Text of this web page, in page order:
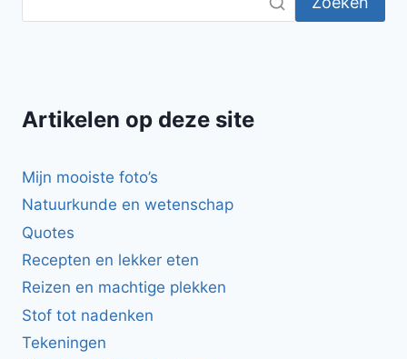
Artikelen op deze site
Mijn mooiste foto’s
Natuurkunde en wetenschap
Quotes
Recepten en lekker eten
Reizen en machtige plekken
Stof tot nadenken
Tekeningen